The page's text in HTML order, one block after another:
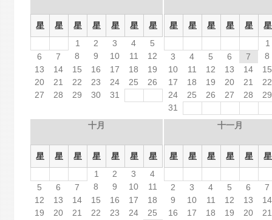
星 星 星 星 星 星
星
1
2 3 4
5
6
7 8 9 10 11
12
13
14 15 16 17 18
19
20
21 22 23 24 25
26
27
28 29 30 31
星 星 星 星 星
星
1
3
4 5 6 7
8
10
11 12 13 14
15
17
18 19 20 21
22
24
25 26 27 28
29
31
十月
星 星 星 星 星 星
星
1
2 3
4
5
6 7 8 9 10
11
12
13 14 15 16 17
18
19
20 21 22 23 24
25
十一月
星 星 星 星 星 星
2 3 4 5 6
7
9
10 11 12 13
14
16
17 18 19 20
21